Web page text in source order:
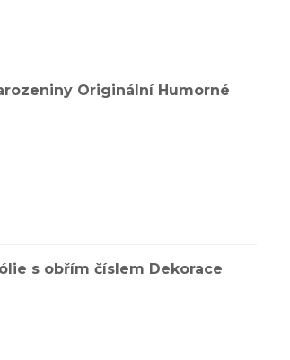
Originální Humorné
s obřím číslem Dekorace